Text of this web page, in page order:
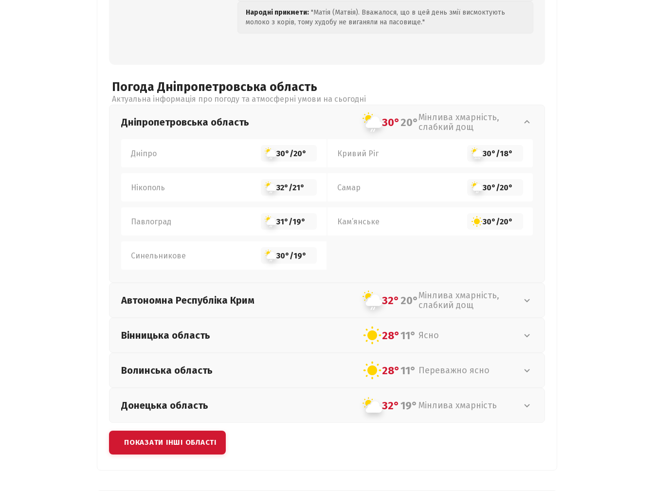
Народні прикмети: "Матія (Матвія). Вважалося, що в цей день змії висмоктують
молоко з корів, тому худобу не виганяли на пасовище."
Погода Дніпропетровська область
Актуальна інформація про погоду та атмосферні умови на сьогодні
Дніпропетровська область 30°20°Мінлива хмарність,
слабкий дощ
Дніпро 30°/20° Кривий Ріг 30°/18°
Нікополь 32°/21° Самар 30°/20°
Павлоград 31°/19° Кам’янське 30°/20°
Синельникове 30°/19°
Автономна Республіка Крим 32°20°Мінлива хмарність,
слабкий дощ
Вінницька область 28°11° Ясно
Волинська область 28°11° Переважно ясно
Донецька область 32°19° Мінлива хмарність
ПОКАЗАТИ ІНШІ ОБЛАСТІ